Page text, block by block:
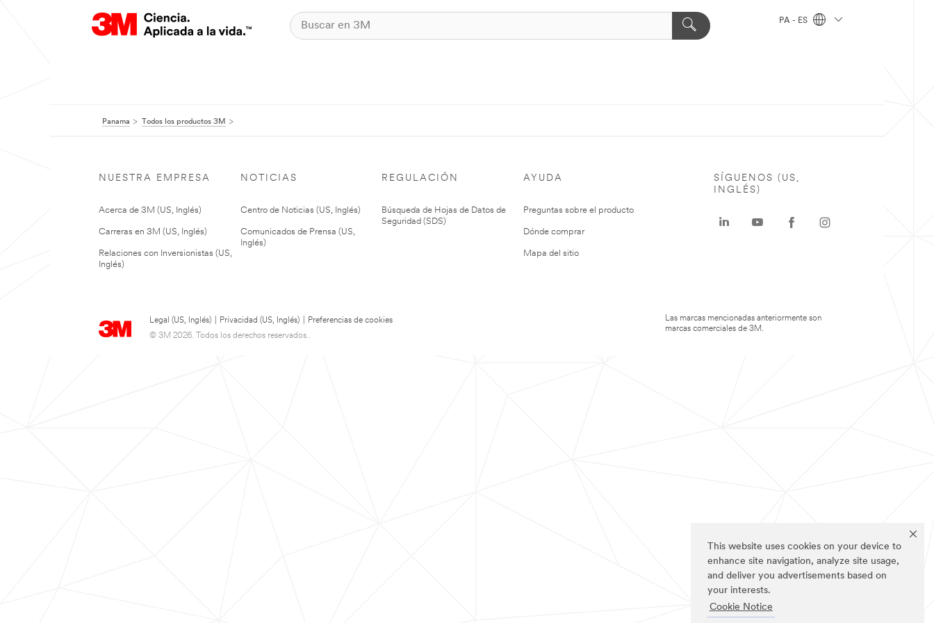
This website uses cookies on your device to
enhance site navigation, analyze site usage,
and deliver you advertisements based on
your interests.
Cookie Notice
PA - ES
Panama Todos los productos 3M
NUESTRA EMPRESA
Acerca de 3M (US, Inglés)
Carreras en 3M (US, Inglés)
Relaciones con Inversionistas (US,
Inglés)
NOTICIAS
Centro de Noticias (US, Inglés)
Comunicados de Prensa (US,
Inglés)
REGULACIÓN
Búsqueda de Hojas de Datos de
Seguridad (SDS)
AYUDA
Preguntas sobre el producto
Dónde comprar
Mapa del sitio
Legal (US, Inglés) Privacidad (US, Inglés)
Preferencias de cookies
© 3M 2026. Todos los derechos reservados..
SÍGUENOS (US,
INGLÉS)
Las marcas mencionadas anteriormente son
marcas comerciales de 3M.